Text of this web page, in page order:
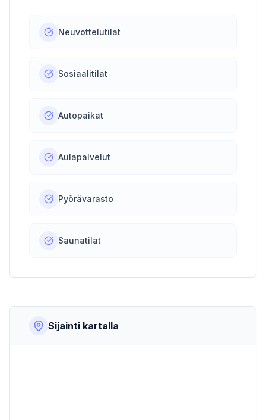
Neuvottelutilat
Sosiaalitilat
Autopaikat
Aulapalvelut
Pyörävarasto
Saunatilat
Sijainti kartalla